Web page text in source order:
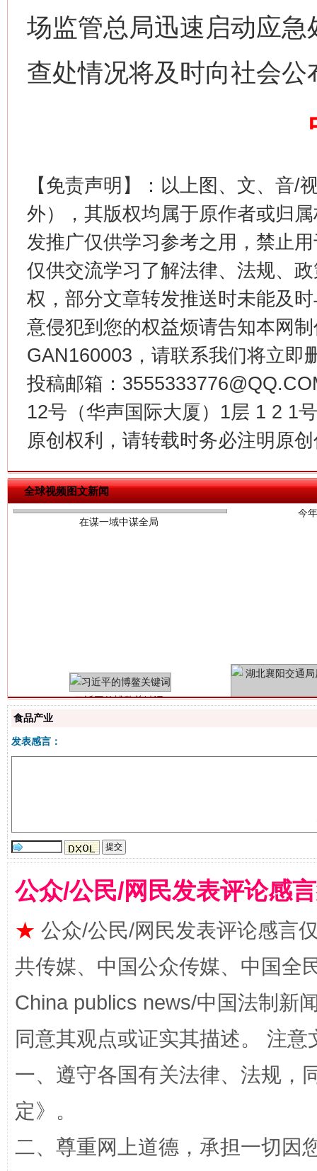
场监管总局迅速启动应
查处情况将及时向社会公
【免责声明】：以上图、文、音/
外），其版权均属于原作者或归
发推广仅供学习参考之用，禁止
仅供交流学习了解法律、法规、
权，部分文章转发推送时未能及
意侵犯到您的权益烦请告知本网
GAN160003，请联系我们将立即
投稿邮箱：
12号（华声国际大厦）1层 1 2 1
原创权利，请转载时务必注明原
全球视频图文新闻
这是一记警钟！ 谢
在谋一域中谋全局
今
揭批美国五大"原罪" "炒
食品产业
发表感言：
公众/公民/网民发表评论感
★ 公众/公民/网民发表评论感言
共传媒、中国公众传媒、中国全
China publics news/中国法制新
同意其观点或证实其描述。 注
一、遵守各国有关法律、法规，
定》。
二、尊重网上道德，承担一切因